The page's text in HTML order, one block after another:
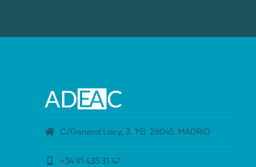
C/General Lacy, 3. 1ºB. 28045. MADRID
+34 91 435 31 47